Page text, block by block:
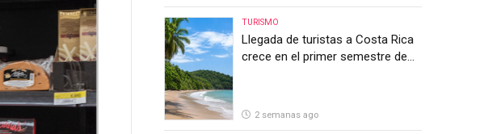
TURISMO
Llegada de turistas a Costa Rica
crece en el primer semestre de
2 semanas ago